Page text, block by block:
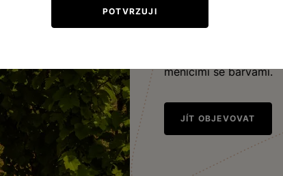
Rulandské bílé,
měnícími se barvami.
JÍT OBJEVOVAT
POTVRZUJI